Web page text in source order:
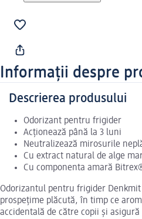
Informații despre
Descrierea produsului
Odorizant pentru frigider
Acționează până la 3 luni
Neutralizează mirosurile
Cu extract natural de alge
Cu componenta amară
Odorizantul pentru frigider
prospețime plăcută, în timp ce
accidentală de către copii și